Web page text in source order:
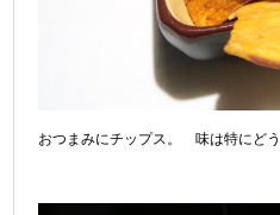
おつまみにチップス。 味は特にどう